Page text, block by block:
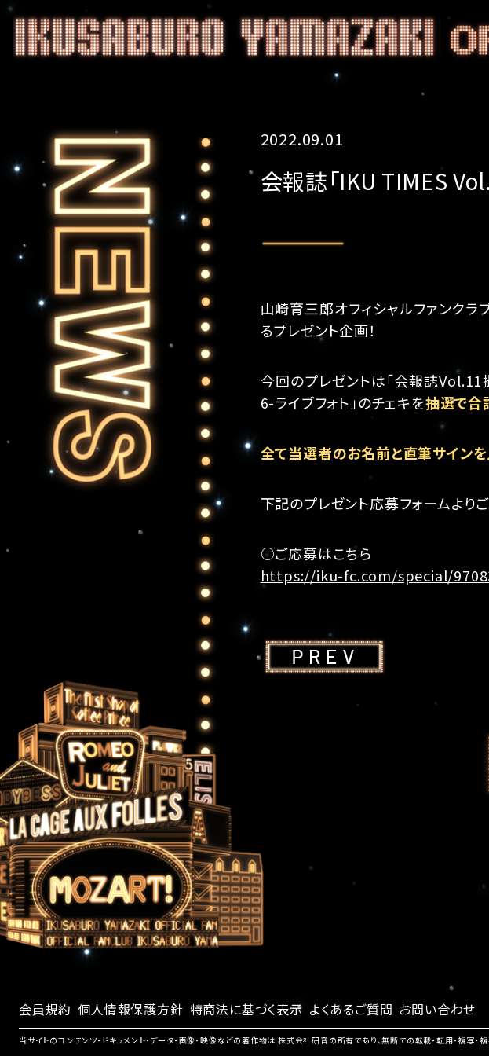
2022.09.01
会報誌「IKU TIMES
山崎育三郎オフィシャルファンク
るプレゼント企画！
今回のプレゼントは「会報誌
6-ライブフォト」のチェキを抽選で合
全て当選者のお名前と直筆サインを
下記のプレゼント応募フォームより
○ご応募はこちら
https://iku-fc.com/special/
会員規約 個人情報保護方針 特商法に基づく表示 よくあるご質問 お問い合わせ
当サイトのコンテンツ・ドキュメント・データ・画像・映像などの著作物は 株式会社研音の所有であり、無断での転載・転用・複写